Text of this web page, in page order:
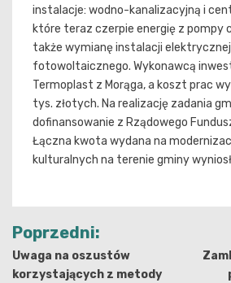
instalacje: wodno-kanalizacyjną i
które teraz czerpie energię z pompy
także wymianę instalacji
fotowoltaicznego. Wykonawcą
Termoplast z Morąga, a koszt prac
tys. złotych. Na realizację zadania
dofinansowanie z Rządowego
Łączna kwota wydana na
kulturalnych na terenie gminy
Nawigacja
wpisu
Poprzedni:
Uwaga na oszustów
korzystających z metody